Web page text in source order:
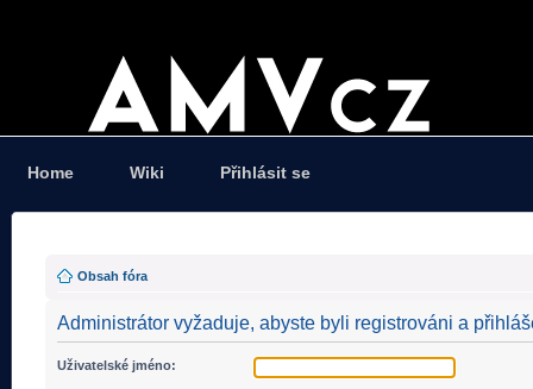
Home Wiki Přihlásit se
Obsah fóra
Administrátor vyžaduje, abyste byli registrováni a
Uživatelské jméno: